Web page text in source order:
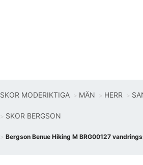
SKOR MODERIKTIGA MÄN HERR
SKOR BERGSON
Bergson Benue Hiking M BRG00127